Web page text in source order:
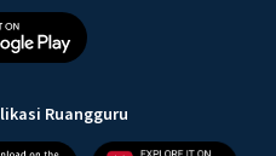
Ruangguru